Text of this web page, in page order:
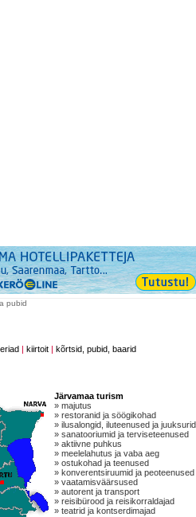
pubid
kiirtoit| kõrtsid, pubid, baarid
Järvamaa turism
» majutus
» restoranid ja söögikohad
» ilusalongid, iluteenused ja juuksurid
» sanatooriumid ja terviseteenused
» aktiivne puhkus
» meelelahutus ja vaba aeg
» ostukohad ja teenused
» konverentsiruumid ja peoteenused
» vaatamisväärsused
» autorent ja transport
» reisibürood ja reisikorraldajad
» teatrid ja kontserdimajad